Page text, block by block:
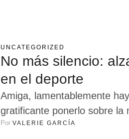
UNCATEGORIZED
No más silencio:
en el deporte
Amiga, lamentablemente
gratificante ponerlo sobre la
todavía se ejerce en contra
Por VALERIE GARCÍA